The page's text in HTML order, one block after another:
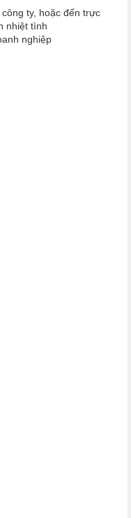
ty, hoặc đến trực
nhiệt tình
nghiệp